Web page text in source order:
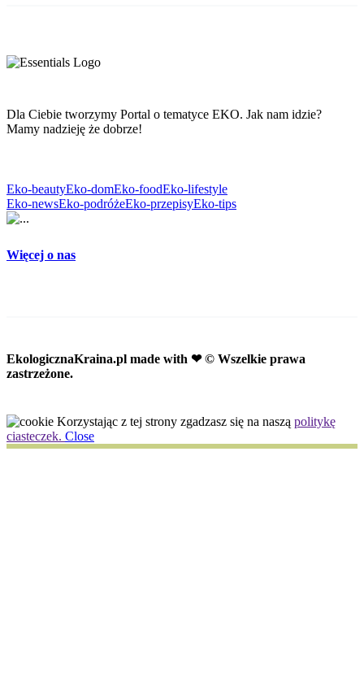
Dla Ciebie tworzymy Portal o tematyce EKO. Jak nam idzie?
Mamy nadzieję że dobrze!
Eko-beautyEko-domEko-foodEko-lifestyle
Eko-newsEko-podróżeEko-przepisyEko-tips
Więcej o nas
EkologicznaKraina.pl made with ❤ © Wszelkie prawa
zastrzeżone.
Korzystając z tej strony zgadzasz się na naszą politykę
ciasteczek. Close